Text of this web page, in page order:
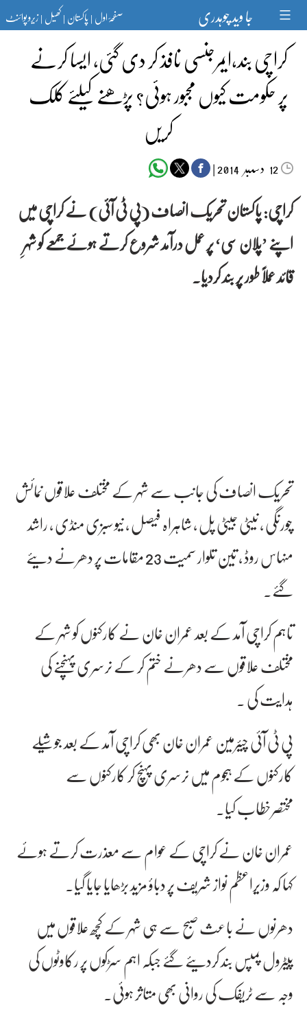
content جا وید چوہدری صفحۂ اول|پاکستان|کھیل|زیرو پوائنٹ
کراچی بند،ایمرجنسی نافذ کر دی گئی، ایسا کرنے
پر حکومت کیوں مجبور ہوئی؟ پڑھنے کیلئے کلک
کریں
12 دسمبر‬‮ |
کراچی: پاکستان تحریک انصاف (پی ٹی آئی) نے کراچی میں
اپنے ’پلان سی‘ پر عمل درآمد شروع کرتے ہوئے جمعے کو شہرِ
قائد عملاً طور پر بند کردیا۔
تحریک انصاف کی جانب سے شہر کے مختلف علاقوں نمائش
چورنگی ، نیٹی جیٹی پل ، شاہراہ فیصل ، نیو سبزی منڈی ، راشد
منہاس روڈ ، تین تلوار سمیت 23 مقامات پر دھرنے دیئے
گئے۔
تاہم کراچی آمد کے بعد عمران خان نے کارکنوں کو شہر کے
مختلف علاقوں سے دھرنے ختم کر کے نرسری پہنچنے کی
ہدایت کی ۔
پی ٹی آئی چیئرمین عمران خان بھی کراچی آمد کے بعد جوشیلے
کارکنوں کے ہجوم میں نرسری پہنچ کر کارکنوں سے
مختصرخطاب کیا۔
عمران خان نے کراچی کے عوام سے معذرت کرتے ہوئے
کہا کہ وزیراعظم نواز شریف پر دباؤ مزید بڑھایا جایا گیا۔
دھرنوں نے باعث صبح سے ہی شہر کے کچھ علاقوں میں
پیٹرول پمپس بند کردیئے گئے جبکہ اہم سڑکوں پر رکاوٹوں کی
وجہ سے ٹریفک کی روانی بھی متاثر ہوئی۔